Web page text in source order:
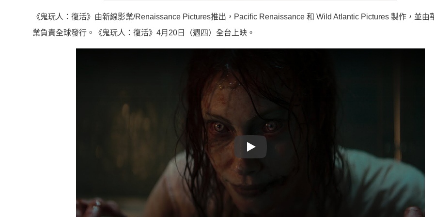
《鬼玩人：復活》由新線影業/Renaissance Pictures推出，Pacific Renaissance 和 Wild Atlantic Pictures 製作，並由
業負責全球發行。《鬼玩人：復活》4月20日（週四）全台上映。
Play